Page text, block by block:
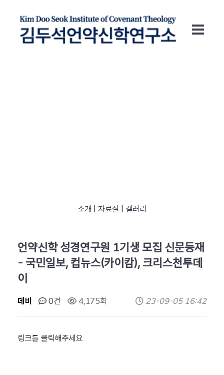
소개 자료실 갤러리
언약신학 성경연구원 1기생 모집 신문등재
- 국민일보, 컵뉴스(카이캄), 크리스천투데
이
데비 0건 4,175회 23-09-05 16:42
링크를 클릭해주세요